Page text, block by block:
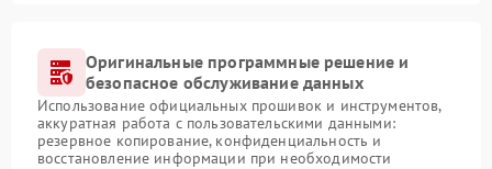
Оригинальные программные решение и
безопасное обслуживание данных
Использование официальных прошивок и инструментов,
аккуратная работа с пользовательскими данными:
резервное копирование, конфиденциальность и
восстановление информации при необходимости